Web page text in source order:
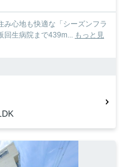
み心地も快適な「シーズンフラ
回生病院まで439m...
もっと見